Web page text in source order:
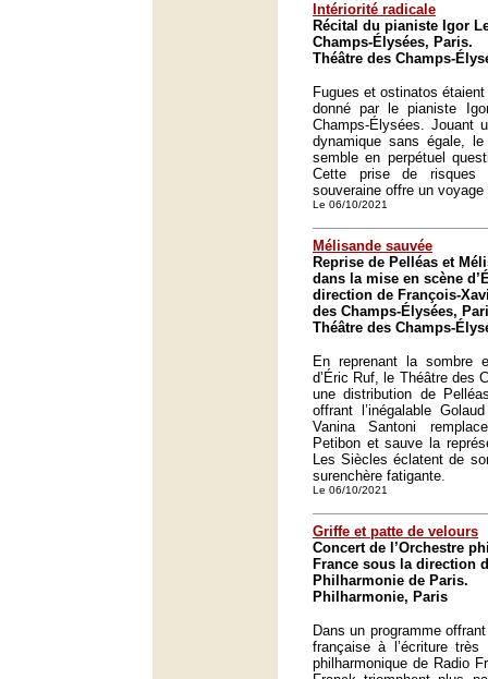
Intériorité radicale
Récital du pianiste Igor
Champs-Élysées, Paris.
Théâtre des Champs-
Fugues et ostinatos
donné par le pianiste
Champs-Élysées. Jouant
dynamique sans égale, le
semble en perpétuel
Cette prise de
souveraine offre un
Le 06/10/2021
Mélisande sauvée
Reprise de Pelléas et
dans la mise en scène
direction de François-
des Champs-Élysées,
Théâtre des Champs-
En reprenant la sombre
d’Éric Ruf, le Théâtre des
une distribution de
offrant l’inégalable
Vanina Santoni
Petibon et sauve la
Les Siècles éclatent de
surenchère fatigante.
Le 06/10/2021
Griffe et patte de velours
Concert de l’Orchestre
France sous la direction
Philharmonie de Paris.
Philharmonie, Paris
Dans un programme
française à l’écriture très
philharmonique de Radio